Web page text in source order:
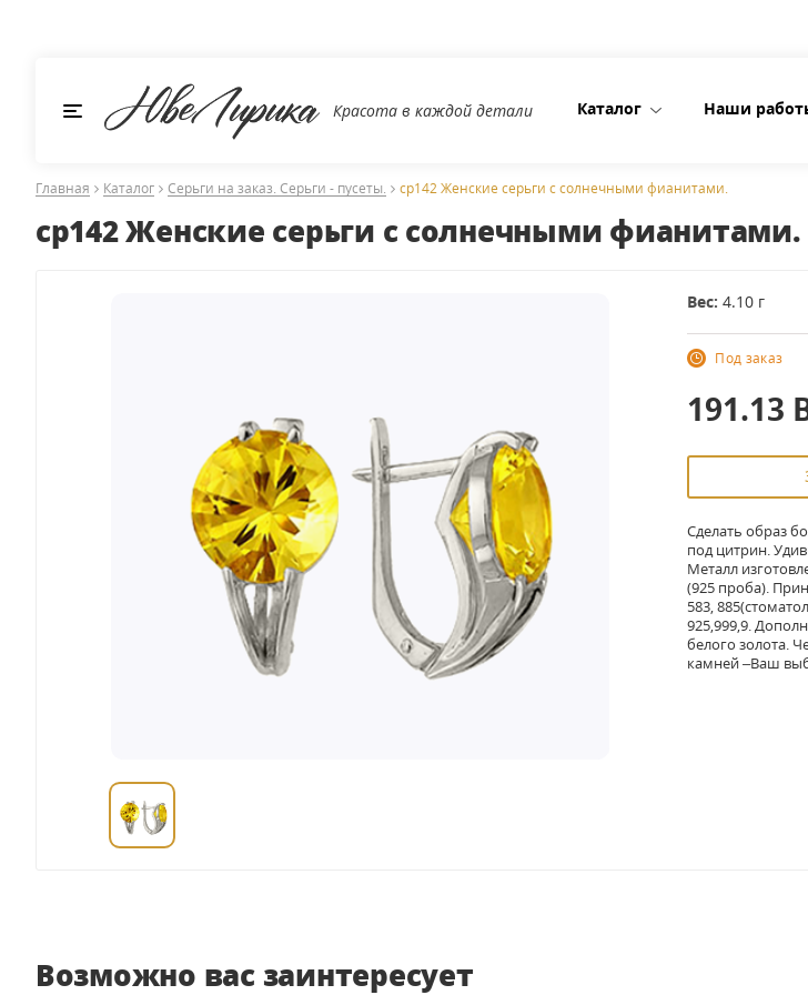
Красота в каждой детали Каталог Наши
Главная Каталог Серьги на заказ. Серьги - пусеты. ср142 Женские серьги с солнечными фианитами.
ср142 Женские серьги с солнечными фианитами.
Вес:4.10 г
Под заказ
191.13
Сделать образ
под цитрин.
Металл
(925 проба).
583,
925,999,9.
белого золота.
камней –Ваш
Возможно вас заинтересует